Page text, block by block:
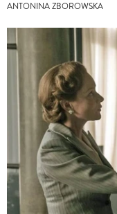
ANTONINA ZBOROWSKA